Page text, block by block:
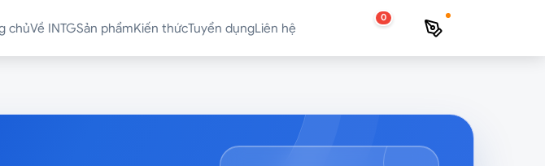
chủVề INTGSản phẩmKiến thứcTuyển dụngLiên hệ
0